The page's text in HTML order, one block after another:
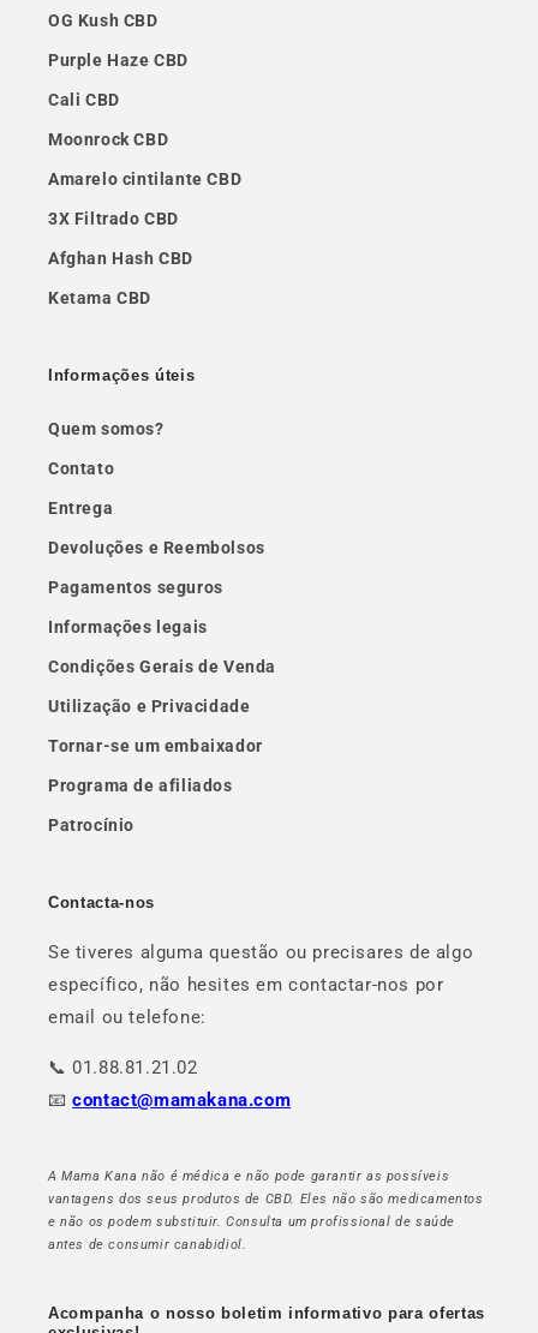
OG Kush CBD
Purple Haze CBD
Cali CBD
Moonrock CBD
Amarelo cintilante CBD
3X Filtrado CBD
Afghan Hash CBD
Ketama CBD
Informações úteis
Quem somos?
Contato
Entrega
Devoluções e Reembolsos
Pagamentos seguros
Informações legais
Condições Gerais de Venda
Utilização e Privacidade
Tornar-se um embaixador
Programa de afiliados
Patrocínio
Contacta-nos
Se tiveres alguma questão ou precisares de algo
específico, não hesites em contactar-nos por
email ou telefone:
📞 01.88.81.21.02
📧contact@mamakana.com
A Mama Kana não é médica e não pode garantir as possíveis
vantagens dos seus produtos de CBD. Eles não são medicamentos
e não os podem substituir. Consulta um profissional de saúde
antes de consumir canabidiol.
Acompanha o nosso boletim informativo para ofertas